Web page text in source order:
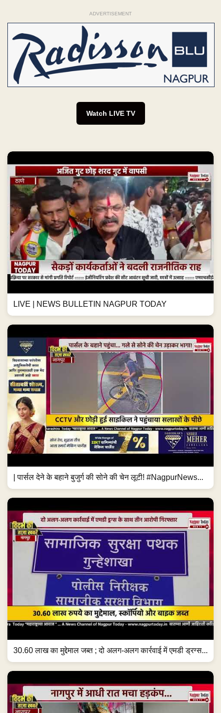
ADVERTISEMENT
Watch LIVE TV
LIVE | NEWS BULLETIN NAGPUR TODAY
| पार्सल देने के बहाने बुजुर्ग की सोने की चेन लूटी! #NagpurNews...
30.60 लाख का मुद्देमाल जब्त ; दो अलग-अलग कार्रवाई में एमडी ड्रग्स...